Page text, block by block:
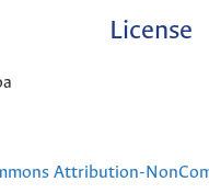
License
Attribution-